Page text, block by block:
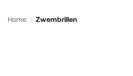
Home / Zwembrillen